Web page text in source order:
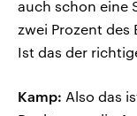
auch schon eine
zwei Prozent
Ist das der
Kamp: Also das